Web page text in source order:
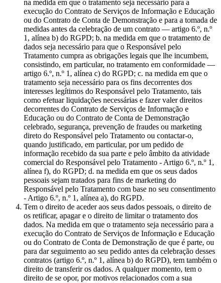
na medida em que o tratamento seja necessário para a
execução do Contrato de Serviços de Informação e Educação
ou do Contrato de Conta de Demonstração e para a tomada de
medidas antes da celebração de um contrato — artigo 6.º, n.º
1, alínea b) do RGPD; b. na medida em que o tratamento de
dados seja necessário para que o Responsável pelo
Tratamento cumpra as obrigações legais que lhe incumbem,
consistindo, em particular, no tratamento em conformidade —
artigo 6.º, n.º 1, alínea c) do RGPD; c. na medida em que o
tratamento seja necessário para os fins decorrentes dos
interesses legítimos do Responsável pelo Tratamento, tais
como efetuar liquidações necessárias e fazer valer direitos
decorrentes do Contrato de Serviços de Informação e
Educação ou do Contrato de Conta de Demonstração
celebrado, segurança, prevenção de fraudes ou marketing
direto do Responsável pelo Tratamento ou contactar-o,
quando justificado, em particular, por um pedido de
informação recebido da sua parte e pelo âmbito da atividade
comercial do Responsável pelo Tratamento - Artigo 6.º, n.º 1,
alínea f), do RGPD; d. na medida em que os seus dados
pessoais sejam tratados para fins de marketing do
Responsável pelo Tratamento com base no seu consentimento
- Artigo 6.º, n.º 1, alínea a), do RGPD.
Tem o direito de aceder aos seus dados pessoais, o direito de
os retificar, apagar e o direito de limitar o tratamento dos
dados. Na medida em que o tratamento seja necessário para a
execução do Contrato de Serviços de Informação e Educação
ou do Contrato de Conta de Demonstração de que é parte, ou
para dar seguimento ao seu pedido antes da celebração desses
contratos (artigo 6.º, n.º 1, alínea b) do RGPD), tem também o
direito de transferir os dados. A qualquer momento, tem o
direito de se opor, por motivos relacionados com a sua